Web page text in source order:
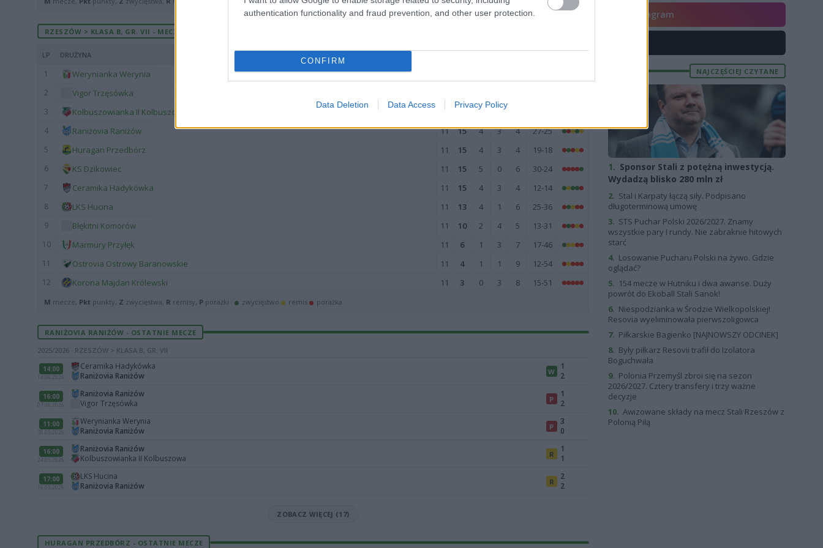
authentication functionality and fraud prevention, and other user protection.
CONFIRM
Data Deletion Data Access Privacy Policy
RZESZÓW > KLASA B, GR. VII - MECZE ROZEGRANE NA WYJEŹDZIE
LP DRUŻYNA
1 Werynianka Werynia
2 Vigor Trzęsówka
3 Kolbuszowianka II Kolbuszowa 11 4
4 Raniżovia Raniżów 11 15 4 3 4 27-25
5 Huragan Przedbórz 11 15 4 3 4 19-18
6 KS Dzikowiec 11 15 5 0 6 30-24
7 Ceramika Hadykówka 11 15 4 3 4 12-14
8 LKS Hucina 11 13 4 1 6 25-36
9 Błękitni Komorów 11 10 2 4 5 13-31
10 Marmury Przyłęk 11 6 1 3 7 17-46
11 Ostrovia Ostrowy Baranowskie 11 4 1 1 9 12-54
12 Korona Majdan Królewski 11 3 0 3 8 15-51
M mecze, Pkt punkty, Z zwycięstwa, R remisy, P porażki · zwycięstwo remis porażka
RANIŻOVIA RANIŻÓW - OSTATNIE MECZE
2025/2026 · RZESZÓW > KLASA B, GR. VII
14:00
14.06.2026
Ceramika Hadykówka
Raniżovia Raniżów
W
1
2
16:00
07.06.2026
Raniżovia Raniżów
Vigor Trzęsówka
P
1
2
11:00
31.05.2026
Werynianka Werynia
Raniżovia Raniżów
P
3
0
16:00
24.05.2026
Raniżovia Raniżów
Kolbuszowianka II Kolbuszowa
R
1
1
17:00
16.05.2026
LKS Hucina
Raniżovia Raniżów
R
2
2
ZOBACZ WIĘCEJ (17)
HURAGAN PRZEDBÓRZ - OSTATNIE MECZE
Instagram
NAJCZĘŚCIEJ CZYTANE
1. Sponsor Stali z potężną inwestycją.
Wydadzą blisko 280 mln zł
2. Stal i Karpaty łączą siły. Podpisano
długoterminową umowę
3. STS Puchar Polski 2026/2027. Znamy
wszystkie pary I rundy. Nie zabraknie hitowych
starć
4. Losowanie Pucharu Polski na żywo. Gdzie
oglądać?
5. 154 mecze w Hutniku i dwa awanse. Duży
powrót do Ekoball Stali Sanok!
6. Niespodzianka w Środzie Wielkopolskiej!
Resovia wyeliminowała pierwszoligowca
7. Piłkarskie Bagienko [NAJNOWSZY ODCINEK]
8. Były piłkarz Resovii trafił do Izolatora
Boguchwała
9. Polonia Przemyśl zbroi się na sezon
2026/2027. Cztery transfery i trzy ważne
decyzje
10. Awizowane składy na mecz Stali Rzeszów z
Polonią Piłą